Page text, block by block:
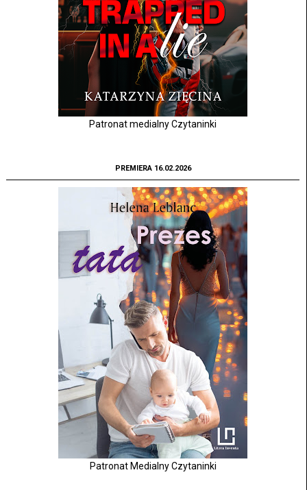
Patronat medialny Czytaninki
PREMIERA 16.02.2026
Patronat Medialny Czytaninki